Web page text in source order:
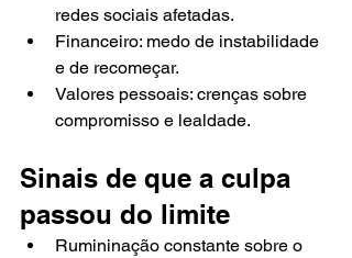
redes sociais afetadas.
Financeiro: medo de instabilidade
e de recomeçar.
Valores pessoais: crenças sobre
compromisso e lealdade.
Sinais de que a culpa
passou do limite
Rumininação constante sobre o